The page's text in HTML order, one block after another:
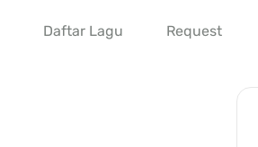
Daftar Lagu Request